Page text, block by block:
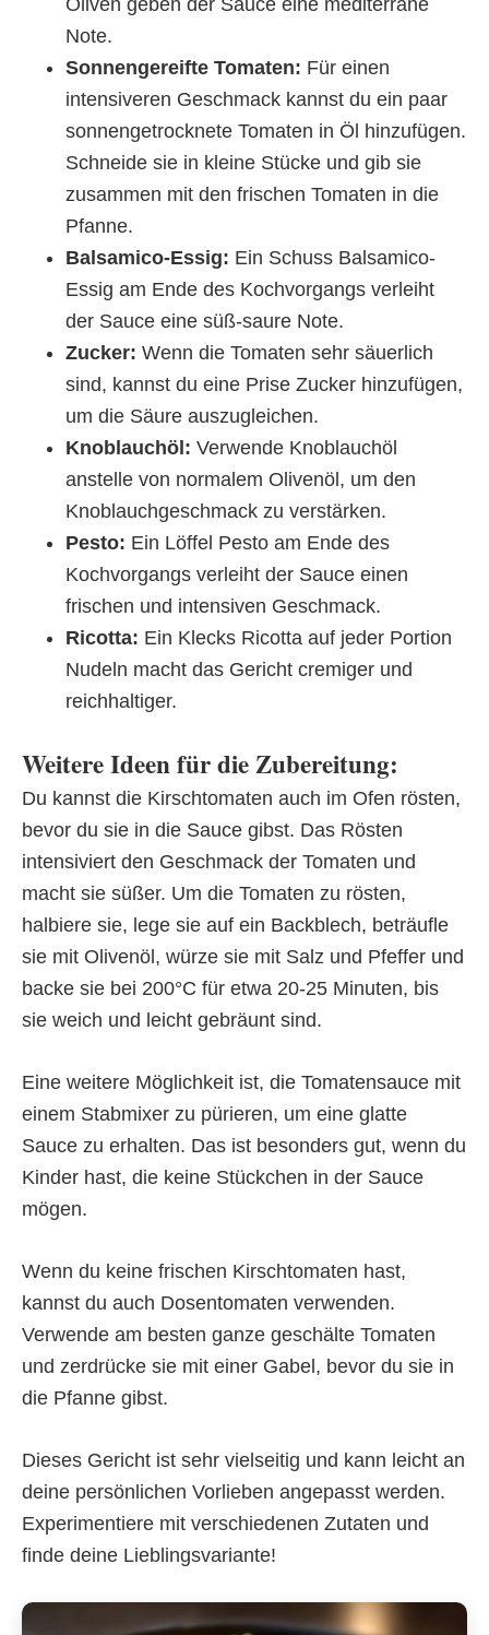
Note.
Sonnengereifte Tomaten: Für einen
intensiveren Geschmack kannst du ein paar
sonnengetrocknete Tomaten in Öl hinzufügen.
Schneide sie in kleine Stücke und gib sie
zusammen mit den frischen Tomaten in die
Pfanne.
Balsamico-Essig: Ein Schuss Balsamico-
Essig am Ende des Kochvorgangs verleiht
der Sauce eine süß-saure Note.
Zucker: Wenn die Tomaten sehr säuerlich
sind, kannst du eine Prise Zucker hinzufügen,
um die Säure auszugleichen.
Knoblauchöl: Verwende Knoblauchöl
anstelle von normalem Olivenöl, um den
Knoblauchgeschmack zu verstärken.
Pesto: Ein Löffel Pesto am Ende des
Kochvorgangs verleiht der Sauce einen
frischen und intensiven Geschmack.
Ricotta: Ein Klecks Ricotta auf jeder Portion
Nudeln macht das Gericht cremiger und
reichhaltiger.
Weitere Ideen für die Zubereitung:
Du kannst die Kirschtomaten auch im Ofen rösten,
bevor du sie in die Sauce gibst. Das Rösten
intensiviert den Geschmack der Tomaten und
macht sie süßer. Um die Tomaten zu rösten,
halbiere sie, lege sie auf ein Backblech, beträufle
sie mit Olivenöl, würze sie mit Salz und Pfeffer und
backe sie bei 200°C für etwa 20-25 Minuten, bis
sie weich und leicht gebräunt sind.
Eine weitere Möglichkeit ist, die Tomatensauce mit
einem Stabmixer zu pürieren, um eine glatte
Sauce zu erhalten. Das ist besonders gut, wenn du
Kinder hast, die keine Stückchen in der Sauce
mögen.
Wenn du keine frischen Kirschtomaten hast,
kannst du auch Dosentomaten verwenden.
Verwende am besten ganze geschälte Tomaten
und zerdrücke sie mit einer Gabel, bevor du sie in
die Pfanne gibst.
Dieses Gericht ist sehr vielseitig und kann leicht an
deine persönlichen Vorlieben angepasst werden.
Experimentiere mit verschiedenen Zutaten und
finde deine Lieblingsvariante!